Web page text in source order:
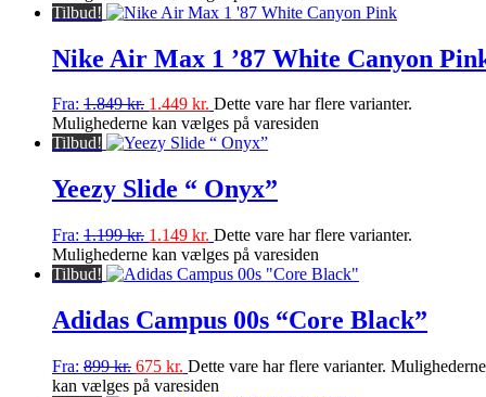
Tilbud!
Nike Air Max 1 ’87 White Canyon
Fra: 1.849kr. 1.449 kr. Dette vare har flere varianter.
Mulighederne kan vælges på varesiden
Tilbud!
Yeezy Slide “ Onyx”
Fra: 1.199kr. 1.149 kr. Dette vare har flere varianter.
Mulighederne kan vælges på varesiden
Tilbud!
Adidas Campus 00s “Core Black”
Fra: 899kr. 675 kr. Dette vare har flere varianter. Mulighederne
kan vælges på varesiden